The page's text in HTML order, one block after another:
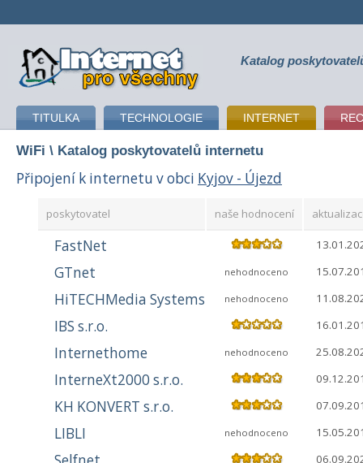
připojení k internetu Katalog
TITULKA TECHNOLOGIE INTERNET
WiFi \ Katalog poskytovatelů internetu
Připojení k internetu v obci Kyjov - Újezd
poskytovatel naše hodnocení
FastNet
GTnet nehodnoceno
HiTECHMedia Systems nehodnoceno
IBS s.r.o.
Internethome nehodnoceno
InterneXt2000 s.r.o.
KH KONVERT s.r.o.
LIBLI nehodnoceno